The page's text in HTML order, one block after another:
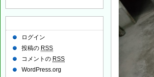
ログイン
投稿の RSS
コメントの RSS
WordPress.org